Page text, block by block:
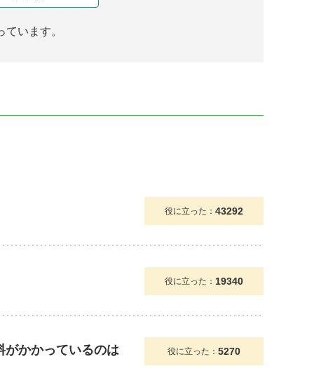
います。
役に立った： 43292
役に立った： 19340
がかかっているのは 役に立った： 5270